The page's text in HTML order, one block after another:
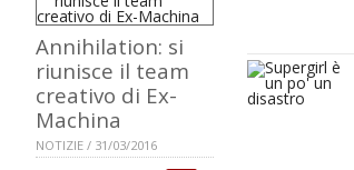
Annihilation: si
riunisce il team
creativo di Ex-
Machina
NOTIZIE / 31/03/2016